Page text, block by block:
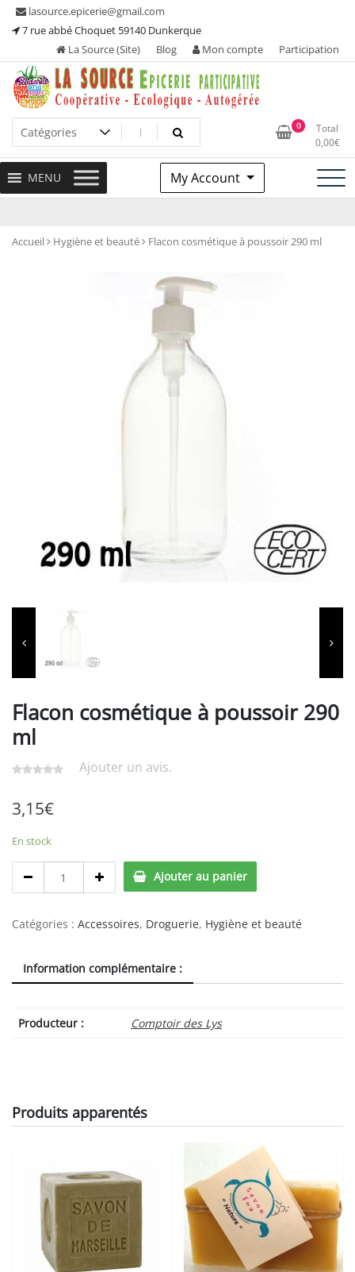
Skip lasource.epicerie@gmail.com
7 rue abbé Choquet 59140 Dunkerque
La Source (Site)
Blog Mon compte Participation
La Source – Epicerie
Participative
Ou tous les adhérents sont propriétaires et participent à la
maintenance de leur épicerie!
0
Total
0,00€
MENU My Account
Accueil Hygiène et beauté Flacon cosmétique à poussoir 290 ml
Flacon cosmétique à poussoir 290
ml
Ajouter un avis.
3,15€
En stock
cosmétique
poussoir
quantity
Ajouter au panier
Catégories : Accessoires, Droguerie, Hygiène et beauté
Information complémentaire :
Producteur : Comptoir des Lys
Produits apparentés